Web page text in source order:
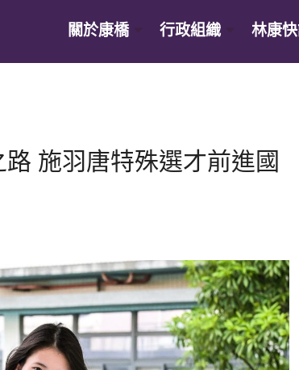
關於康橋 行政組織 林康
施羽唐特殊選才前進國